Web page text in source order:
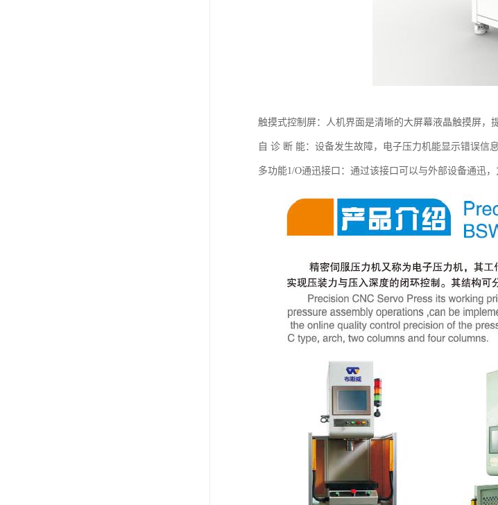
触摸式控制屏：人机界面是清晰的大屏幕液晶触摸屏，
自 诊 断 能：设备发生故障，电子压力机能显示错误信
多功能1/O通迅接口：通过该接口可以与外部设备通迅